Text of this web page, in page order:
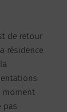
de retour
résidence
moment
pas